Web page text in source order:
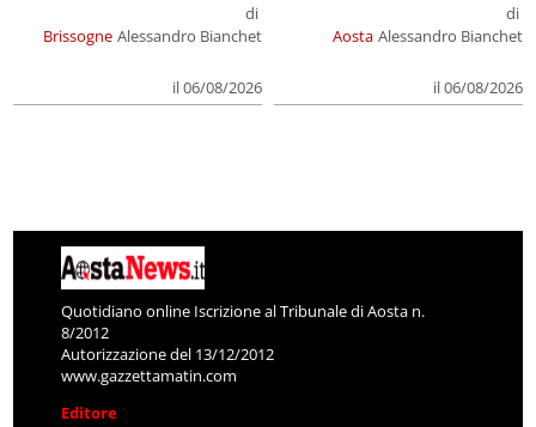
Brissogne
di
Alessandro Bianchet
il 06/08/2026
Aosta
di
Alessandro Bianchet
il 06/08/2026
Quotidiano online Iscrizione al Tribunale di Aosta n.
8/2012
Autorizzazione del 13/12/2012
www.gazzettamatin.com
Editore